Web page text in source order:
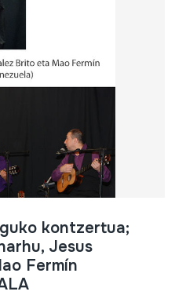
kontzertua;
Jesus
Fermín